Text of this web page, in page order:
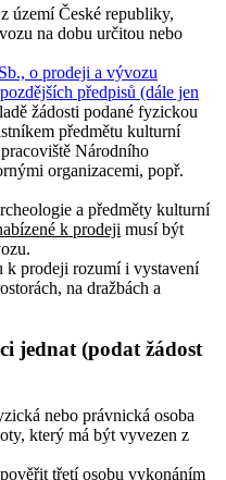
z území České republiky,
na dobu určitou nebo
o prodeji a vývozu
předpisů (dále jen
žádosti podané fyzickou
předmětu kulturní
Národního
organizacemi, popř.
a předměty kulturní
k prodeji musí být
k prodeji rozumí i vystavení
na dražbách a
jednat (podat žádost
nebo právnická osoba
který má být vyvezen z
třetí osobu vykonáním